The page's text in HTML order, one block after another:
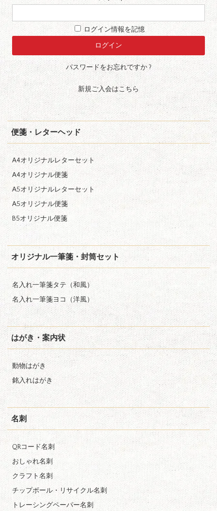
ログイン情報を記憶
パスワードをお忘れですか ?
新規ご入会はこちら
便箋・レターヘッド
A4オリジナルレターセット
A4オリジナル便箋
A5オリジナルレターセット
A5オリジナル便箋
B5オリジナル便箋
オリジナル一筆箋・封筒セット
名入れ一筆箋タテ（和風）
名入れ一筆箋ヨコ（洋風）
はがき・案内状
動物はがき
銘入れはがき
名刺
QRコード名刺
おしゃれ名刺
クラフト名刺
チップボール・リサイクル名刺
トレーシングペーパー名刺